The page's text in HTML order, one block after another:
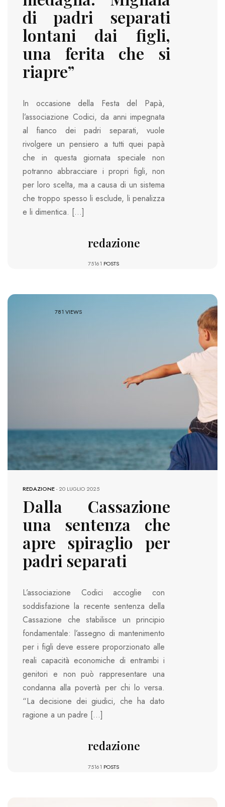
di padri separati
lontani dai figli,
una ferita che si
riapre”
In occasione della Festa del Papà,
l’associazione Codici, da anni impegnata
al fianco dei padri separati, vuole
rivolgere un pensiero a tutti quei papà
che in questa giornata speciale non
potranno abbracciare i propri figli, non
per loro scelta, ma a causa di un sistema
che troppo spesso li esclude, li penalizza
e li dimentica. […]
redazione
75161 POSTS
781 VIEWS
REDAZIONE-20 LUGLIO 2025
Dalla Cassazione
una sentenza che
apre spiraglio per
padri separati
L’associazione Codici accoglie con
soddisfazione la recente sentenza della
Cassazione che stabilisce un principio
fondamentale: l’assegno di mantenimento
per i figli deve essere proporzionato alle
reali capacità economiche di entrambi i
genitori e non può rappresentare una
condanna alla povertà per chi lo versa.
“La decisione dei giudici, che ha dato
ragione a un padre […]
redazione
75161 POSTS